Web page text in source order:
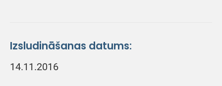
Izsludināšanas datums:
14.11.2016